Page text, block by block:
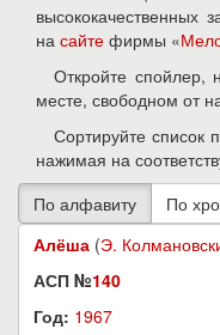
высококачественных
на сайте фирмы «
Откройте спойлер,
месте, свободном от
Сортируйте список
нажимая на
Алёша (Э.
АСП №140
Год: 1967